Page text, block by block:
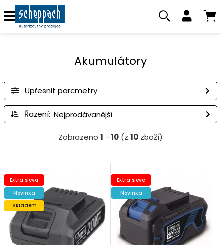
Akumulátory
Upřesnit parametry
Řazení:
Zobrazeno 1 - 10 (z 10 zboží)
Extra sleva
Novinka
Skladem
Extra sleva
Novinka